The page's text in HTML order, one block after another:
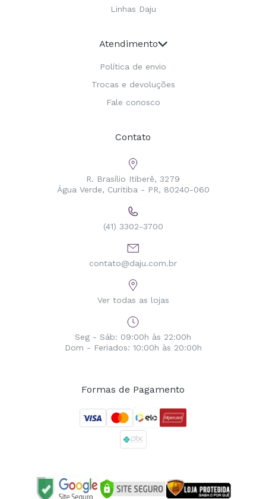
Linhas Daju
Atendimento
Política de envio
Trocas e devoluções
Fale conosco
Contato
R. Brasílio Itiberê, 3279
Água Verde, Curitiba - PR, 80240-060
(41) 3302-3700
contato@daju.com.br
Ver todas as lojas
Seg - Sáb: 09:00h às 22:00h
Dom - Feriados: 10:00h às 20:00h
Formas de Pagamento